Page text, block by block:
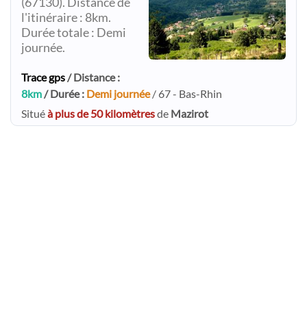
l'itinéraire : 8km.
Durée totale : Demi
journée.
Trace gps/ Distance :
8km/ Durée : Demi journée/ 67 - Bas-Rhin
Situéà plus de 50 kilomètresde Mazirot